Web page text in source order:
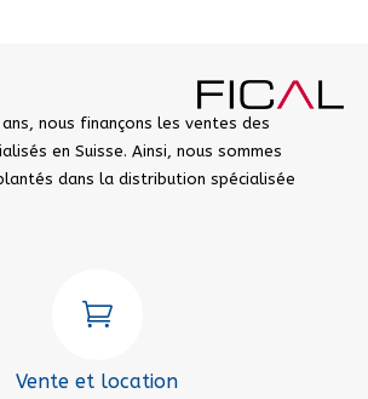
nous finançons les ventes des
en Suisse. Ainsi, nous sommes
dans la distribution spécialisée

Vente et location